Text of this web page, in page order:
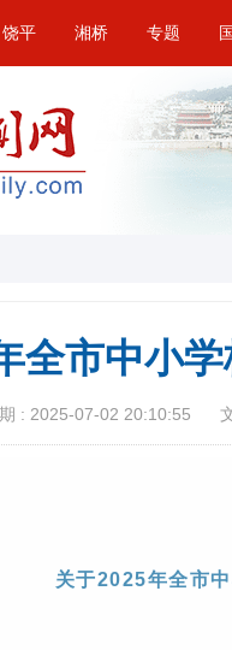
饶平 湘桥 专题
全市中小
: 2025-07-02 20:10:55
关于2025年全市